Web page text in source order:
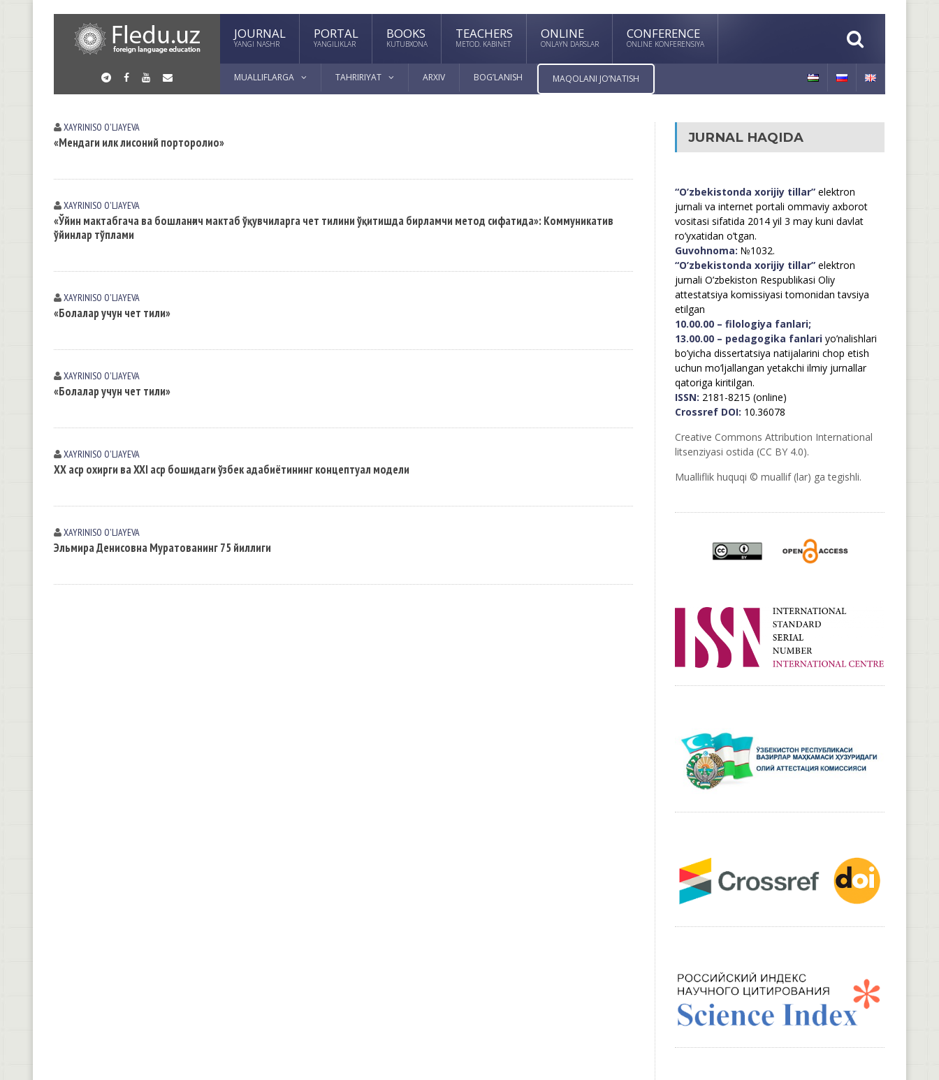
JOURNAL
YANGI NASHR
PORTAL
YANGILIKLAR
BOOKS
KUTUBXONA
TEACHERS
METOD. KABINET
ONLINE
ONLAYN DARSLAR
CONFERENCE
ONLINE KONFERENSIYA
MUALLIFLARGA TAHRIRIYAT ARXIV BOG’LANISH MAQOLANI JO’NATISH
XAYRINISO O'LJAYEVA
«Мендаги илк лисоний порторолио»
XAYRINISO O'LJAYEVA
«Ўйин мактабгача ва бошланғич мактаб ўқувчиларга чет тилини ўқитишда бирламчи метод сифатида»: Коммуникатив
ўйинлар тўплами
XAYRINISO O'LJAYEVA
«Болалар учун чет тили»
XAYRINISO O'LJAYEVA
«Болалар учун чет тили»
XAYRINISO O'LJAYEVA
ХХ аср охирги ва XXI аср бошидаги ўзбек адабиётининг концептуал модели
XAYRINISO O'LJAYEVA
Эльмира Денисовна Муратованинг 75 йиллиги
JURNAL HAQIDA
“O’zbekistonda xorijiy tillar”elektron
jurnali va internet portali ommaviy axborot
vositasi sifatida 2014 yil 3 may kuni davlat
ro’yxatidan o’tgan.
Guvohnoma: №1032.
“O’zbekistonda xorijiy tillar”elektron
jurnali O’zbekiston Respublikasi Oliy
attestatsiya komissiyasi tomonidan tavsiya
etilgan
10.00.00 – filologiya fanlari;
13.00.00 – pedagogika fanlariyo’nalishlari
bo’yicha dissertatsiya natijalarini chop etish
uchun mo’ljallangan yetakchi ilmiy jurnallar
qatoriga kiritilgan.
ISSN: 2181-8215 (online)
Crossref DOI: 10.36078
Creative Commons Attribution International
litsenziyasi ostida (CC BY 4.0).
Mualliflik huquqi © muallif (lar) ga tegishli.